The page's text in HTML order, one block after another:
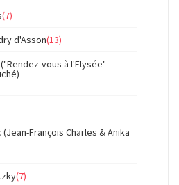
(7)
d'Asson(13)
vous à l'Elysée"
(Jean-François Charles & Anika
(7)